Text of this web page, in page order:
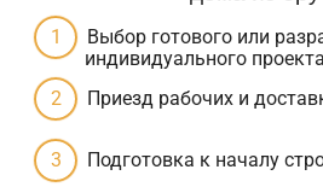
Выбор готового или
индивидуального
Приезд рабочих и
Подготовка к началу